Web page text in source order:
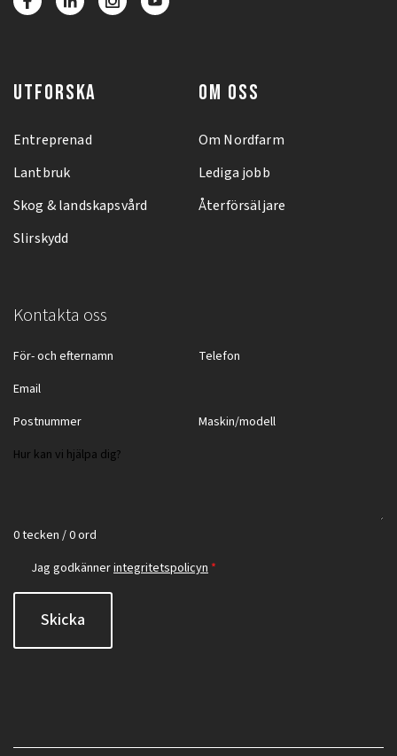
UTFORSKA
Entreprenad
Lantbruk
Skog & landskapsvård
Slirskydd
OM OSS
Om Nordfarm
Lediga jobb
Återförsäljare
Kontakta oss
0 tecken / 0 ord
Jag godkännerintegritetspolicyn *
Skicka